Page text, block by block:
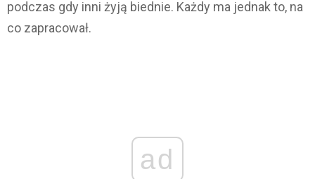
podczas gdy inni żyją biednie. Każdy ma jednak to, na
co zapracował.
ad